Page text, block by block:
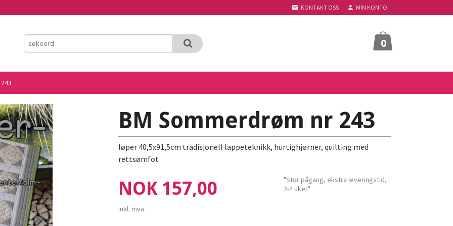
KONTAKT OSS MIN KONTO
0
BM Sommerdrøm nr 243
løper 40,5x91,5cm tradisjonell lappeteknikk, hurtighjørner, quilting med
rettsømfot
Pris
NOK 157,00
inkl. mva.
"Stor pågang, ekstra leveringstid,
2-4 uker"